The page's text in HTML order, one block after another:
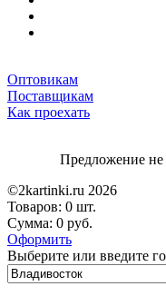
Оптовикам
Поставщикам
Как проехать
Предложение не
©2kartinki.ru 2026
Товаров: 0 шт.
Сумма: 0 руб.
Оформить
Выберите или введите